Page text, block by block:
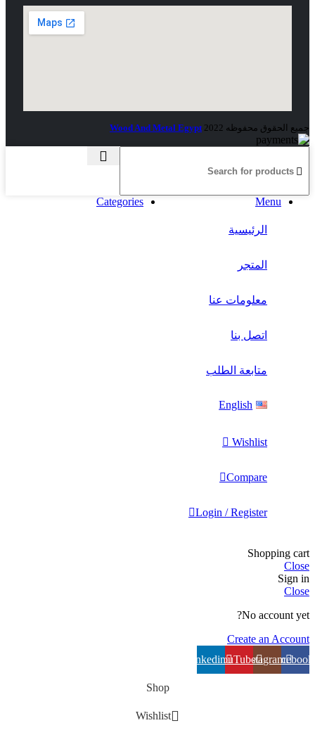
جميع الحقوق محفوظه Wood And Metal Egypt 2022
Menu
Categories
الرئيسية
المتجر
معلومات عنا
اتصل بنا
متابعة الطلب
English
Wishlist
Compare
Login / Register
Shopping cart
Close
Sign in
Close
No account yet?
Create an Account
Facebook
Instagram
YouTube
linkedin
Shop
Wishlist